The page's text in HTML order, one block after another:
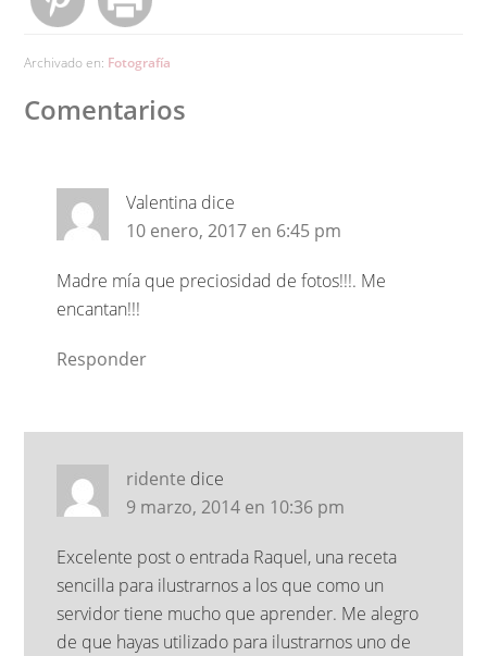
Archivado en: Fotografía
Comentarios
Valentina dice
10 enero, 2017 en 6:45 pm
Madre mía que preciosidad de fotos!!!. Me
encantan!!!
Responder
ridente dice
9 marzo, 2014 en 10:36 pm
Excelente post o entrada Raquel, una receta
sencilla para ilustrarnos a los que como un
servidor tiene mucho que aprender. Me alegro
de que hayas utilizado para ilustrarnos uno de